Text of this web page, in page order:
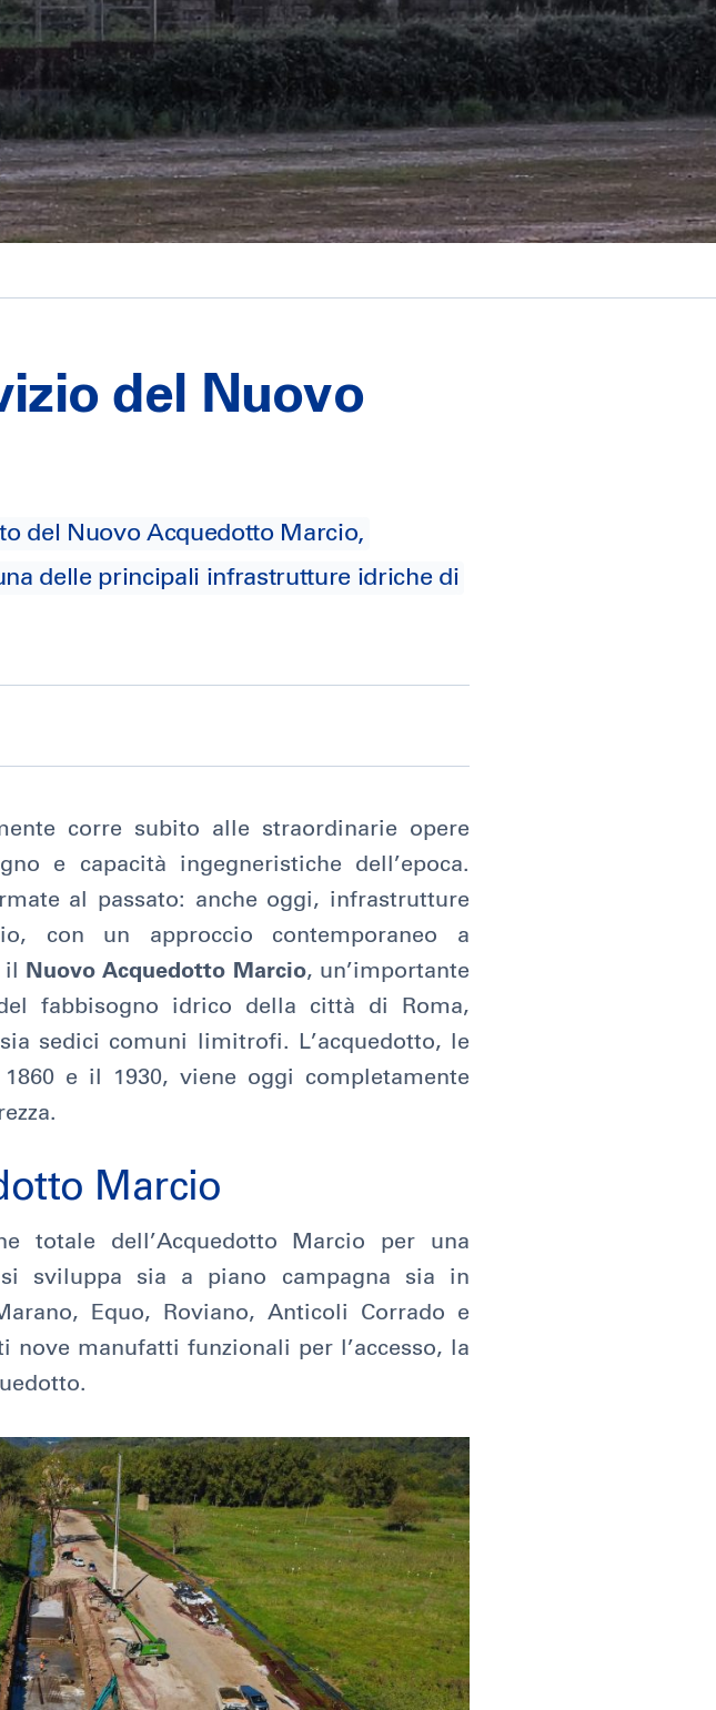
del Nuovo
del Nuovo Acquedotto Marcio,
delle principali infrastrutture idriche di
corre subito alle straordinarie opere
e capacità ingegneristiche dell’epoca.
al passato: anche oggi, infrastrutture
con un approccio contemporaneo a
il
Nuovo Acquedotto Marcio, un’importante
fabbisogno idrico della città di Roma,
sedici comuni limitrofi. L’acquedotto, le
e il 1930, viene oggi completamente
Marcio
totale dell’Acquedotto Marcio per una
sviluppa sia a piano campagna sia in
Equo, Roviano, Anticoli Corrado e
nove manufatti funzionali per l’accesso, la